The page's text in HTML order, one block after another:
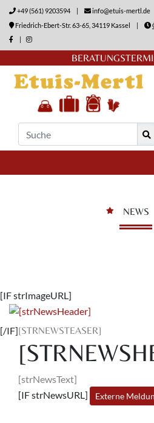
+49 (561) 9203594 | info@etuis-mertl.de
Friedrich-Ebert-Str. 63-65, 34119 Kassel
|
|
NEWS
[IF strImageURL]
[/IF][STRNEWSTEASER]
[strNewsText]
[IF strNewsURL]
Externe